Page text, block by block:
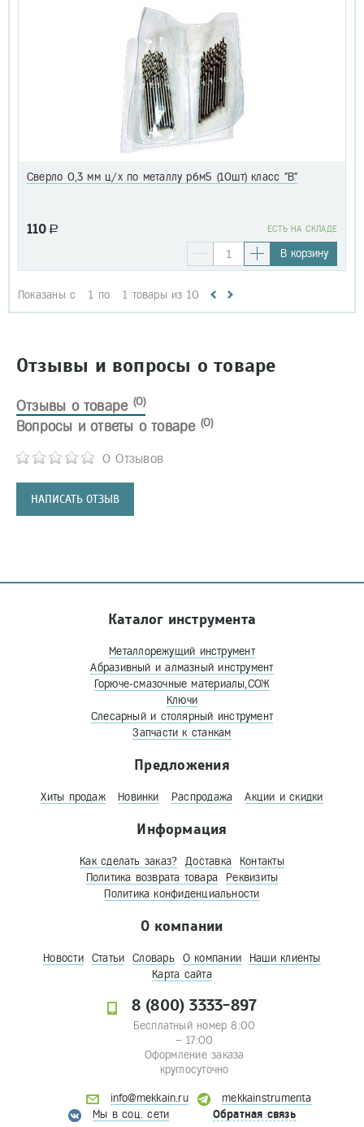
Сверло 0,3 мм ц/х по металлу р6м5 (10шт) класс "В"
110 a EСТЬ НА СКЛАДЕ
В корзину
Показаны с 1 по 1 товары из 10
Отзывы и вопросы о товаре
Отзывы о товаре (0)
0 Отзывов
НАПИСАТЬ ОТЗЫВ
Вопросы и ответы о товаре (0)
Каталог инструмента
Металлорежущий инструмент
Абразивный и алмазный инструмент
Горюче-смазочные материалы,СОЖ
Ключи
Слесарный и столярный инструмент
Запчасти к станкам
Предложения
Хиты продаж Новинки Распродажа Акции и скидки
Информация
Как сделать заказ? Доставка
Контакты
Политика возврата товара
Реквизиты
Политика конфиденциальности
О компании
Новости Статьи Словарь О компании
Наши клиенты
Карта сайта
8 (800) 3333-897
Бесплатный номер 8:00
– 17:00
Оформление заказа
круглосуточно
info@mekkain.ru
mekkainstrumenta
Мы в соц. сети
Обратная связь